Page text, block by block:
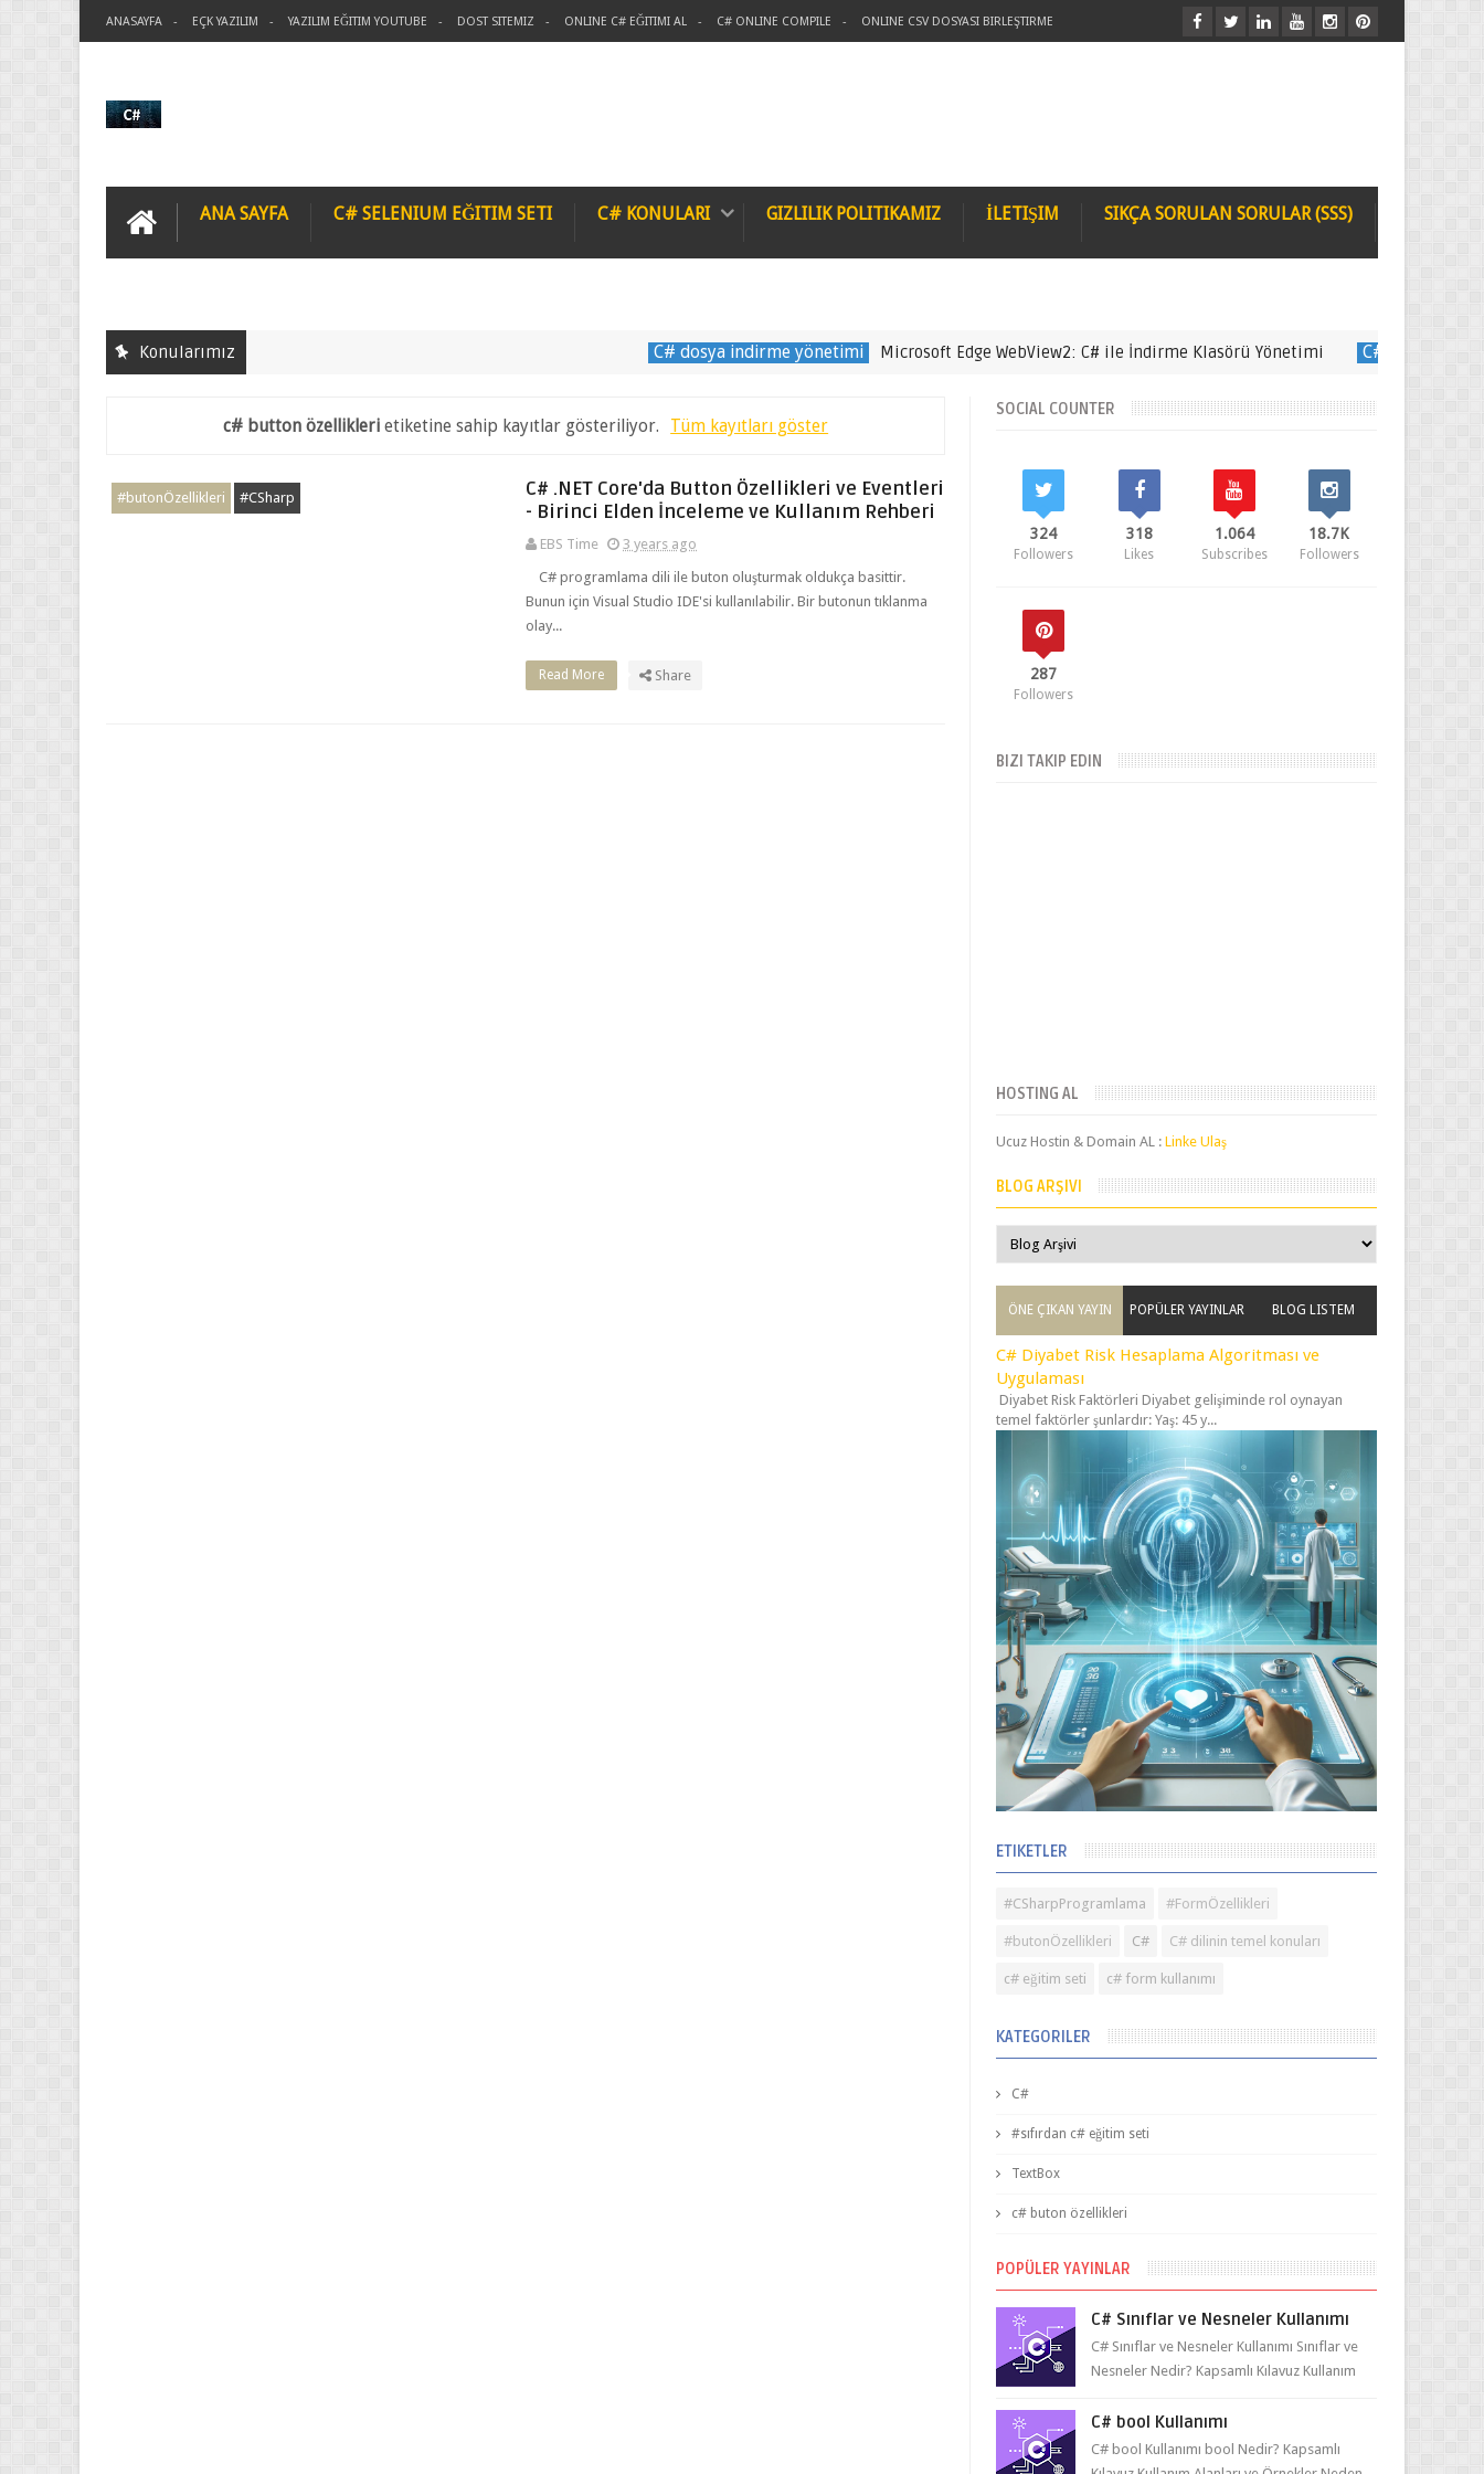
ANASAYFA EÇK YAZILIM YAZILIM EĞITIM YOUTUBE DOST SITEMIZ ONLINE C# EĞITIMI AL C# ONLINE COMPILE ONLINE CSV DOSYASI BIRLEŞTIRME
ANA SAYFA C# SELENIUM EĞITIM SETI C# KONULARI GIZLILIK POLITIKAMIZ İLETIŞIM SIKÇA SORULAN SORULAR (SSS)
Konularımız C# dosya indirme yönetimi Microsoft Edge WebView2: C# ile İndirme Klasörü Yönetimi C# C# Fare ile
c# button özelliklerietiketine sahip kayıtlar gösteriliyor. Tüm kayıtları göster
#butonÖzellikleri #CSharp
C# .NET Core'da Button Özellikleri ve Eventleri
- Birinci Elden İnceleme ve Kullanım Rehberi
EBS Time
3 years ago
C# programlama dili ile buton oluşturmak oldukça basittir.
Bunun için Visual Studio IDE'si kullanılabilir. Bir butonun tıklanma
olay...
Read More Share
SOCIAL COUNTER
324
Followers
318
Likes
1.064
Subscribes
18.7K
Followers
287
Followers
BIZI TAKIP EDIN
HOSTING AL
Ucuz Hostin & Domain AL :Linke Ulaş
BLOG ARŞIVI
ÖNE ÇIKAN YAYIN POPÜLER YAYINLAR BLOG LISTEM
C# Diyabet Risk Hesaplama Algoritması ve
Uygulaması
Diyabet Risk Faktörleri Diyabet gelişiminde rol oynayan
temel faktörler şunlardır: Yaş: 45 y...
ETIKETLER
#CSharpProgramlama #FormÖzellikleri
#butonÖzellikleri C# C# dilinin temel konuları
c# eğitim seti c# form kullanımı
KATEGORILER
C#
#sıfırdan c# eğitim seti
TextBox
c# buton özellikleri
POPÜLER YAYINLAR
C# Sınıflar ve Nesneler Kullanımı
C# Sınıflar ve Nesneler Kullanımı Sınıflar ve
Nesneler Nedir? Kapsamlı Kılavuz Kullanım
C# bool Kullanımı
C# bool Kullanımı bool Nedir? Kapsamlı